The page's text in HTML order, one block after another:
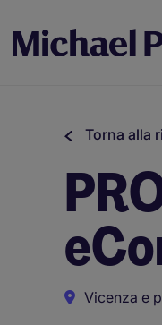
Torna alla
Vicenza e